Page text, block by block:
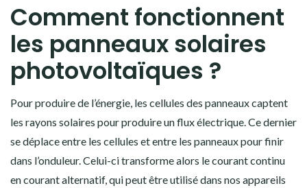
Comment fonctionnent
les panneaux solaires
photovoltaïques ?
Pour produire de l’énergie, les cellules des panneaux captent
les rayons solaires pour produire un flux électrique. Ce dernier
se déplace entre les cellules et entre les panneaux pour finir
dans l’onduleur. Celui-ci transforme alors le courant continu
en courant alternatif, qui peut être utilisé dans nos appareils